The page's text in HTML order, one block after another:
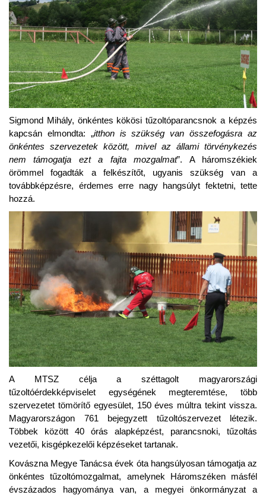
Sigmond Mihály, önkéntes kökösi tűzoltóparancsnok a képzés
kapcsán elmondta: „itthon is szükség van összefogásra az
önkéntes szervezetek között, mivel az állami törvénykezés
nem támogatja ezt a fajta mozgalmat”. A háromszékiek
örömmel fogadták a felkészítőt, ugyanis szükség van a
továbbképzésre, érdemes erre nagy hangsúlyt fektetni, tette
hozzá.
A MTSZ célja a széttagolt magyarországi
tűzoltóérdekképviselet egységének megteremtése, több
szervezetet tömörítő egyesület, 150 éves múltra tekint vissza.
Magyarországon 761 bejegyzett tűzoltószervezet létezik.
Többek között 40 órás alapképzést, parancsnoki, tűzoltás
vezetői, kisgépkezelői képzéseket tartanak.
Kovászna Megye Tanácsa évek óta hangsúlyosan támogatja az
önkéntes tűzoltómozgalmat, amelynek Háromszéken másfél
évszázados hagyománya van, a megyei önkormányzat a